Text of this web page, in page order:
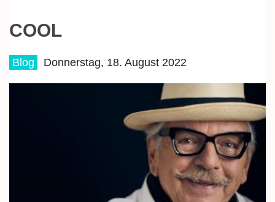
COOL
Blog Donnerstag, 18. August 2022